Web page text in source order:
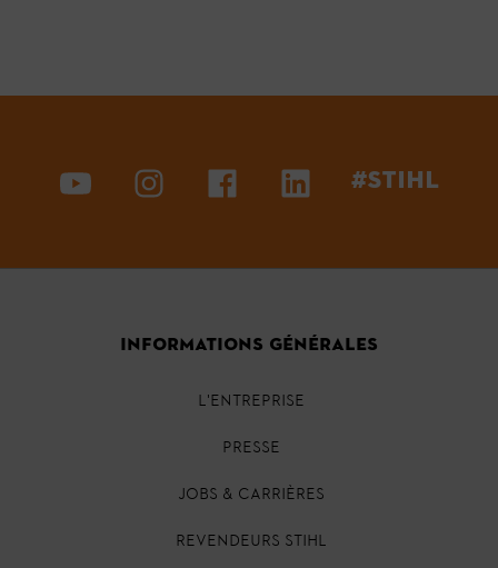
#STIHL
INFORMATIONS GÉNÉRALES
L'ENTREPRISE
PRESSE
JOBS & CARRIÈRES
REVENDEURS STIHL